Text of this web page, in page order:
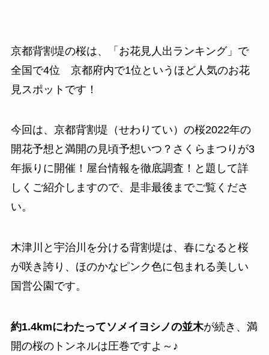
京都背割堤の桜は、「お花見人出ランキング」で
全国で4位 京都府内で1位というほど人気のお花
見スポットです！
今回は、京都背割堤（せわりてい）の桜2022年の
開花予想と満開の見頃予想いつ？さくらまつりが3
年振りに開催！屋台情報を徹底調査！と題して詳
しくご紹介しますので、是非最後までご覧くださ
い。
木津川と宇治川を分ける背割堤は、春になると桜
が咲き誇り、ほのかなピンク色に包まれる美しい
国営公園です。
約1.4kmにわたってソメイヨシノの並木が続き、満
開の桜のトンネルは圧巻ですよ～♪